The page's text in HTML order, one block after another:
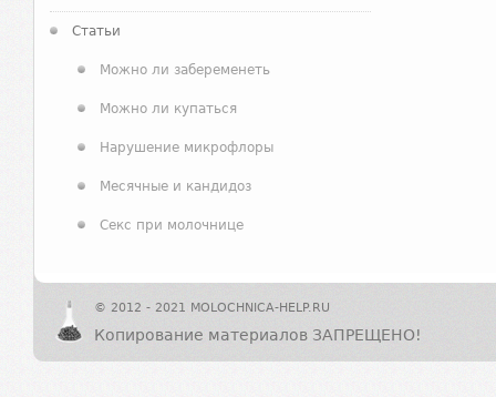
Статьи
Можно ли забеременеть
Можно ли купаться
Нарушение микрофлоры
Месячные и кандидоз
Секс при молочнице
© 2012 - 2021 MOLOCHNICA-HELP.RU
Копирование материалов ЗАПРЕЩЕНО!